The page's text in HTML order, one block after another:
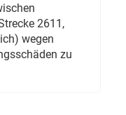
2611,
wegen
zu